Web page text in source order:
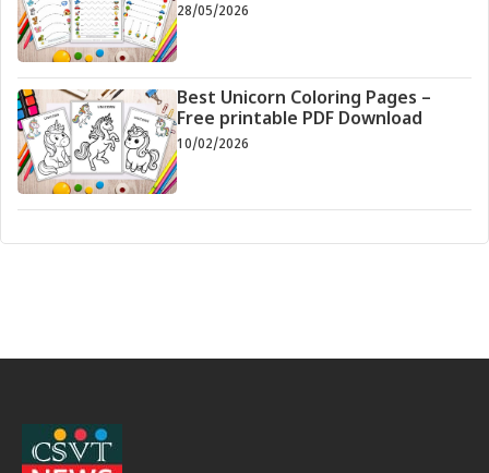
28/05/2026
Best Unicorn Coloring Pages –
Free printable PDF Download
10/02/2026